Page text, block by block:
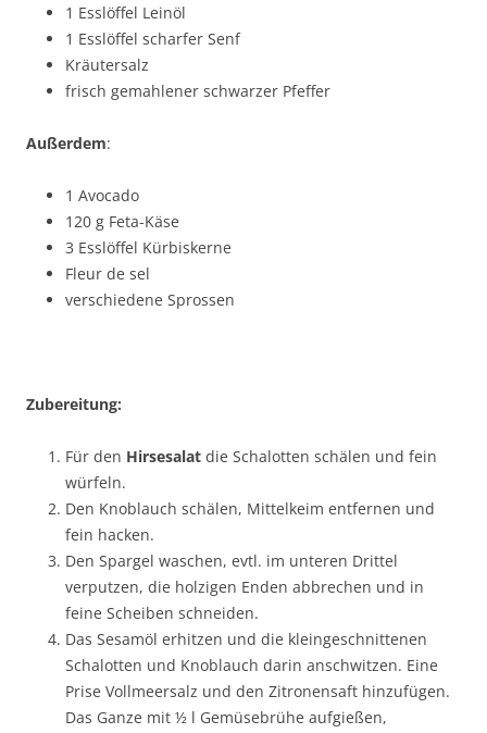
1 Esslöffel Leinöl
1 Esslöffel scharfer Senf
Kräutersalz
frisch gemahlener schwarzer Pfeffer
Außerdem:
1 Avocado
120 g Feta-Käse
3 Esslöffel Kürbiskerne
Fleur de sel
verschiedene Sprossen
Zubereitung:
Für den Hirsesalat die Schalotten schälen und fein
würfeln.
Den Knoblauch schälen, Mittelkeim entfernen und
fein hacken.
Den Spargel waschen, evtl. im unteren Drittel
verputzen, die holzigen Enden abbrechen und in
feine Scheiben schneiden.
Das Sesamöl erhitzen und die kleingeschnittenen
Schalotten und Knoblauch darin anschwitzen. Eine
Prise Vollmeersalz und den Zitronensaft hinzufügen.
Das Ganze mit ½ l Gemüsebrühe aufgießen,